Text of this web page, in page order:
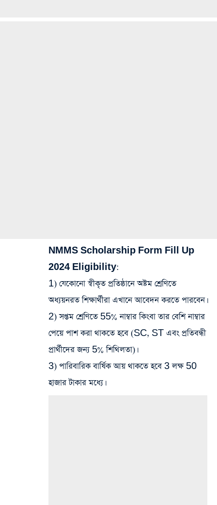
NMMS Scholarship Form Fill Up
2024 Eligibility:
1) যেকোনো স্বীকৃত প্রতিষ্ঠানে অষ্টম শ্রেণিতে
অধ্যয়নরত শিক্ষার্থীরা এখানে আবেদন করতে পারবেন।
2) সপ্তম শ্রেণিতে 55% নাম্বার কিংবা তার বেশি নাম্বার
পেয়ে পাশ করা থাকতে হবে (SC, ST এবং প্রতিবন্ধী
প্রার্থীদের জন্য 5% শিথিলতা)।
3) পারিবারিক বার্ষিক আয় থাকতে হবে 3 লক্ষ 50
হাজার টাকার মধ্যে।